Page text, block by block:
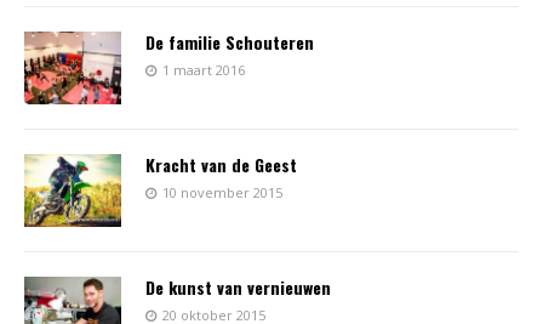
De familie Schouteren
1 maart 2016
Kracht van de Geest
10 november 2015
De kunst van vernieuwen
20 oktober 2015